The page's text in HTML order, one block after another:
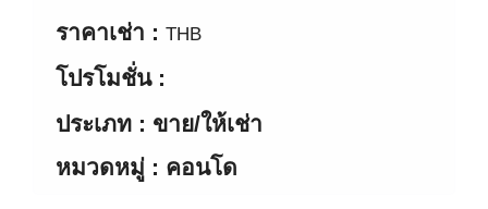
ราคาเช่า : THB
โปรโมชั่น :
ประเภท : ขาย/ให้เช่า
หมวดหมู่ : คอนโด